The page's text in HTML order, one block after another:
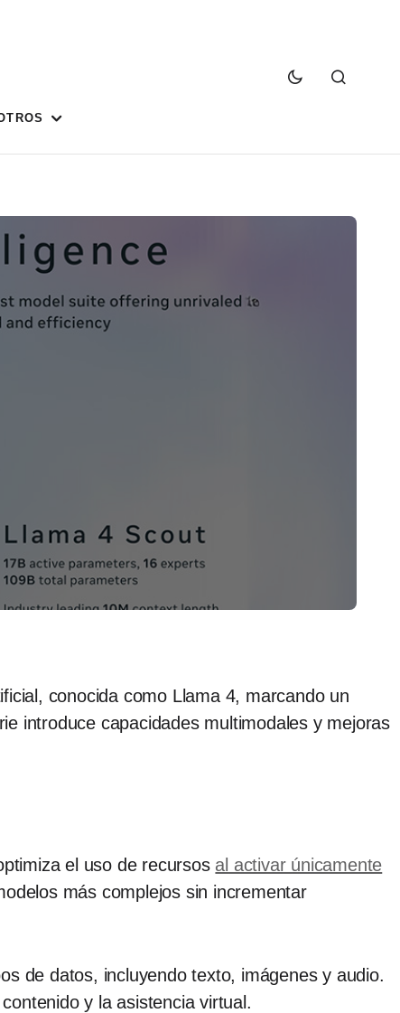
conocida como Llama 4, marcando un
introduce capacidades multimodales y mejoras
el uso de recursos al activar únicamente
más complejos sin incrementar
de datos, incluyendo texto, imágenes y audio.
y la asistencia virtual.